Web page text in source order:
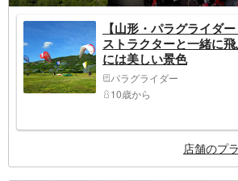
【山形・パラグライダ
ストラクターと一緒に
には美しい景色
パラグライダー
10歳から
店舗のプ